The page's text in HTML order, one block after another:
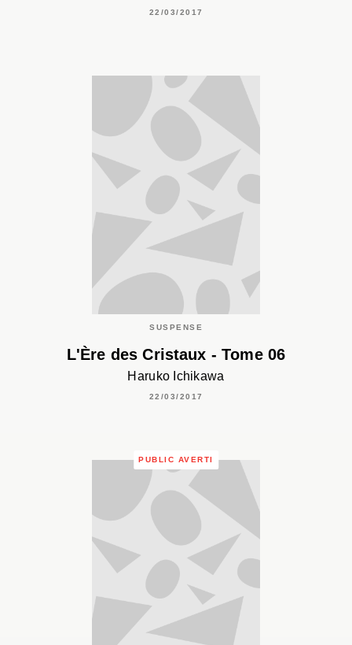
22/03/2017
SUSPENSE
L'Ère des Cristaux - Tome 06
Haruko Ichikawa
22/03/2017
PUBLIC AVERTI